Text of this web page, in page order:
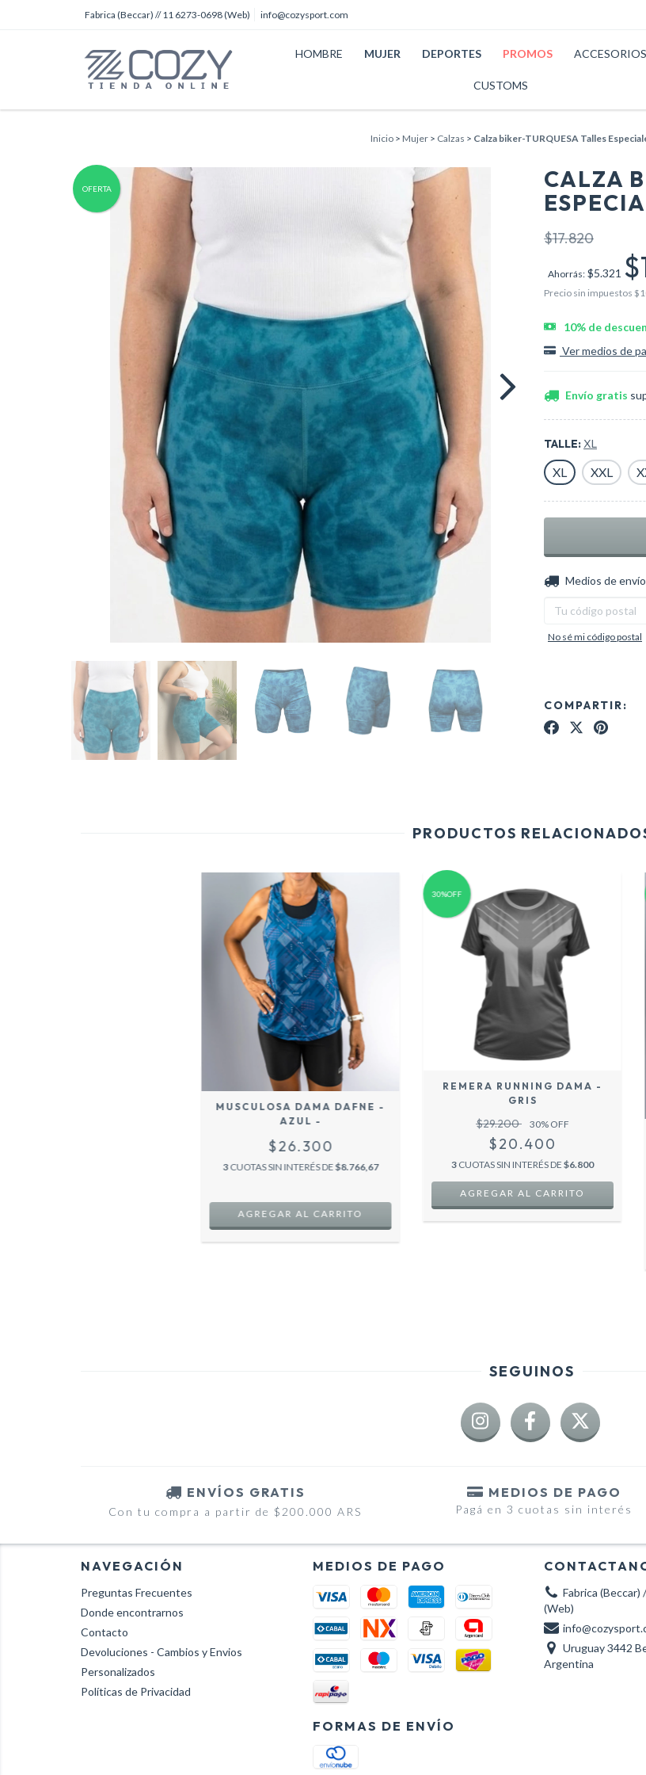
Fabrica (Beccar) // 11 6273-0698 (Web) info@cozysport.com
HOMBRE MUJER DEPORTES PROMOS ACCESORIOS
CUSTOMS
Inicio > Mujer > Calzas > Calza biker-TURQUESA Talles
OFERTA
CALZA
$17.820
Ahorrás: $5.321
Precio sin impuestos
10% de
Ver medios de
Envío gratis
TALLE:XL
XL XXL
Entregas para el CP:
Medios de envío
No sé mi código postal
COMPARTIR:
PRODUCTOS
MUSCULOSA DAMA DAFNE -
AZUL -
$26.300
3 CUOTAS SIN INTERÉS DE$8.766,67
AGREGAR AL CARRITO
30%OFF
REMERA RUNNING DAMA -
GRIS
$29.200 30% OFF
$20.400
3 CUOTAS SIN INTERÉS DE $6.800
AGREGAR AL CARRITO
SEGUINOS
ENVÍOS GRATIS
Con tu compra a partir de $200.000 ARS
MEDIOS DE PAGO
Pagá en 3 cuotas sin interés
NAVEGACIÓN
Preguntas Frecuentes
Donde encontrarnos
Contacto
Devoluciones - Cambios y Envios
Personalizados
Políticas de Privacidad
MEDIOS DE PAGO
FORMAS DE ENVÍO
Fabrica
(Web)
Uruguay 3442
Argentina